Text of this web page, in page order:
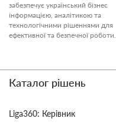
забезпечує український бізнес
інформацією, аналітикою та
технологічними рішеннями для
ефективної та безпечної роботи.
Каталог рішень
Liga360: Керівник